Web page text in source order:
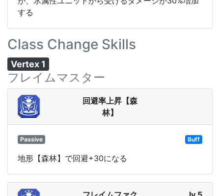
する
Class Change Skills
Vertex 1
フレイムマスター
回避率上昇【森
林】
Passive Buff
地形【森林】で回避+30になる